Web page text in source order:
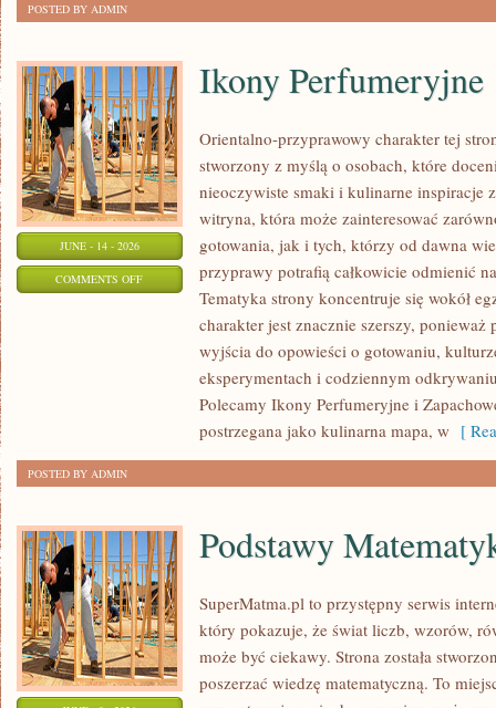
POSTED BY ADMIN
JUNE - 14 - 2026
COMMENTS OFFON
PERFUMERYJNE
Ikony Perfumeryjne
Orientalno-przyprawowy charakter tej
stworzony z myślą o osobach, które
nieoczywiste smaki i kulinarne inspiracje
witryna, która może zainteresować
gotowania, jak i tych, którzy od dawna
przyprawy potrafią całkowicie odmienić
Tematyka strony koncentruje się wokół
charakter jest znacznie szerszy,
wyjścia do opowieści o gotowaniu,
eksperymentach i codziennym
Polecamy Ikony Perfumeryjne i
postrzegana jako kulinarna mapa, w [
POSTED BY ADMIN
Podstawy
SuperMatma.pl to przystępny serwis
który pokazuje, że świat liczb, wzorów,
może być ciekawy. Strona została
poszerzać wiedzę matematyczną. To